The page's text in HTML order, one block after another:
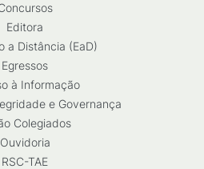
Editora
a Distância (EaD)
Egressos
à Informação
e Governança
Colegiados
Ouvidoria
RSC-TAE